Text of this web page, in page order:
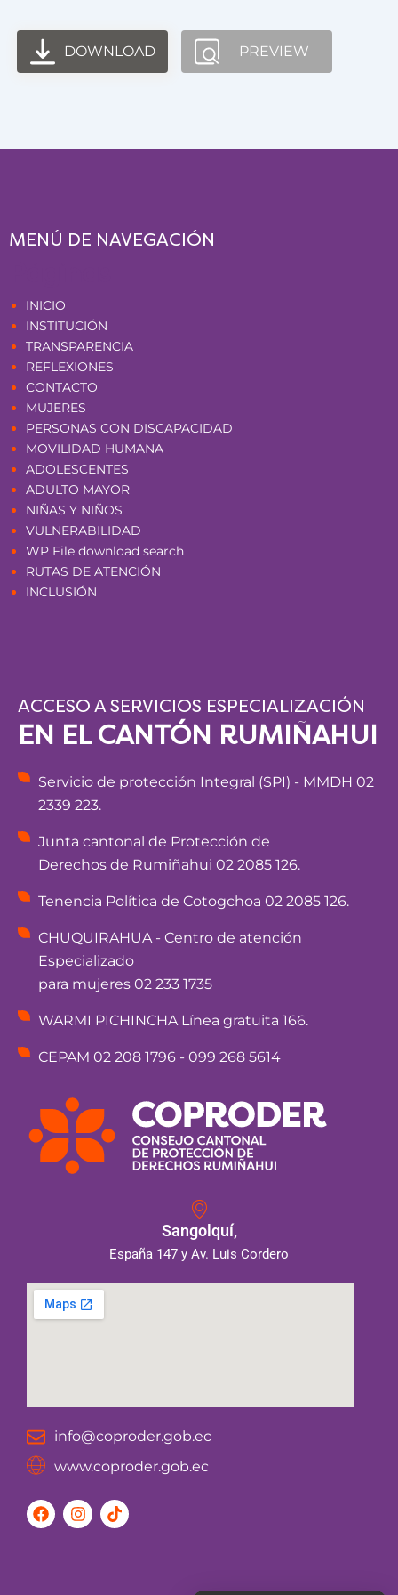
DOWNLOAD PREVIEW
MENÚ DE NAVEGACIÓN
INICIO
INSTITUCIÓN
TRANSPARENCIA
REFLEXIONES
CONTACTO
MUJERES
PERSONAS CON DISCAPACIDAD
MOVILIDAD HUMANA
ADOLESCENTES
ADULTO MAYOR
NIÑAS Y NIÑOS
VULNERABILIDAD
WP File download search
RUTAS DE ATENCIÓN
INCLUSIÓN
ACCESO A SERVICIOS ESPECIALIZACIÓN
EN EL CANTÓN RUMIÑAHUI
Servicio de protección Integral (SPI) - MMDH 02
2339 223.
Junta cantonal de Protección de
Derechos de Rumiñahui 02 2085 126.
Tenencia Política de Cotogchoa 02 2085 126.
CHUQUIRAHUA - Centro de atención
Especializado
para mujeres 02 233 1735
WARMI PICHINCHA Línea gratuita 166.
CEPAM 02 208 1796 - 099 268 5614
Sangolquí,
España 147 y Av. Luis Cordero
info@coproder.gob.ec
www.coproder.gob.ec
F
a
I
n
T
i